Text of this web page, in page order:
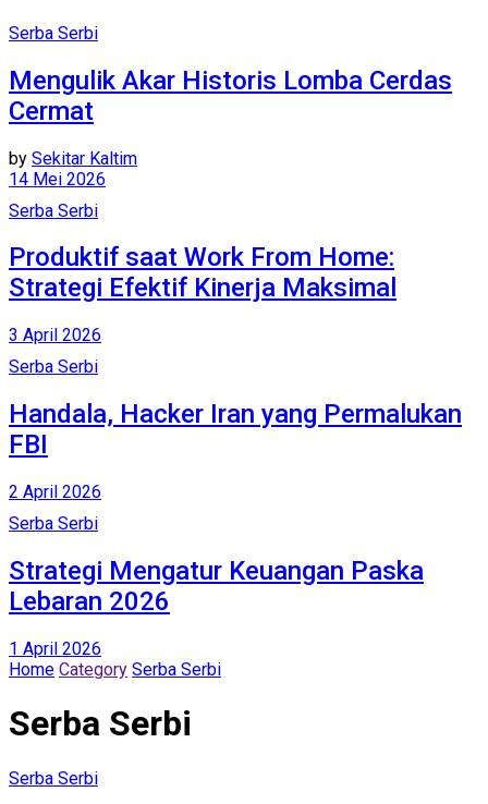
Serba Serbi
Mengulik Akar Historis Lomba Cerdas
Cermat
by Sekitar Kaltim
14 Mei 2026
Serba Serbi
Produktif saat Work From Home:
Strategi Efektif Kinerja Maksimal
3 April 2026
Serba Serbi
Handala, Hacker Iran yang Permalukan
FBI
2 April 2026
Serba Serbi
Strategi Mengatur Keuangan Paska
Lebaran 2026
1 April 2026
Home Category Serba Serbi
Serba Serbi
Serba Serbi